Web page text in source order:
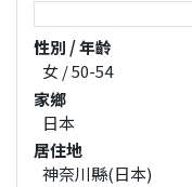
性別 / 年齡
女 / 50-54
家鄉
日本
居住地
神奈川縣(日本)